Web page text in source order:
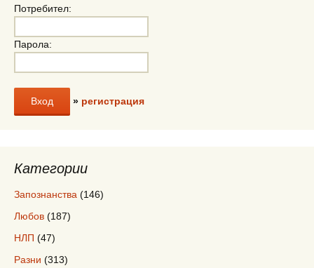
Потребител:
Парола:
» регистрация
Категории
Запознанства (146)
Любов (187)
НЛП (47)
Разни (313)